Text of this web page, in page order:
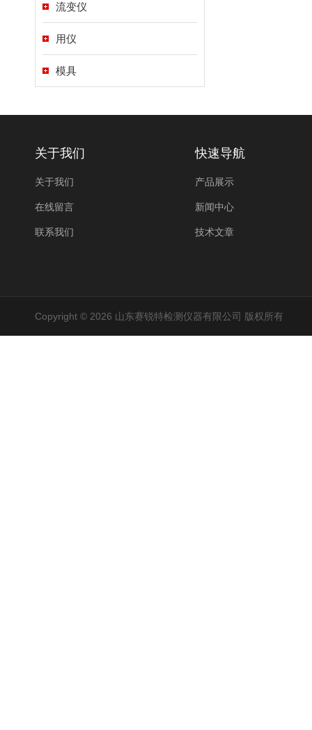
流变仪
用仪
模具
关于我们
关于我们
在线留言
联系我们
快速导航
产品展示
新闻中心
技术文章
Copyright © 2026 山东赛锐特检测仪器有限公司 版权所有